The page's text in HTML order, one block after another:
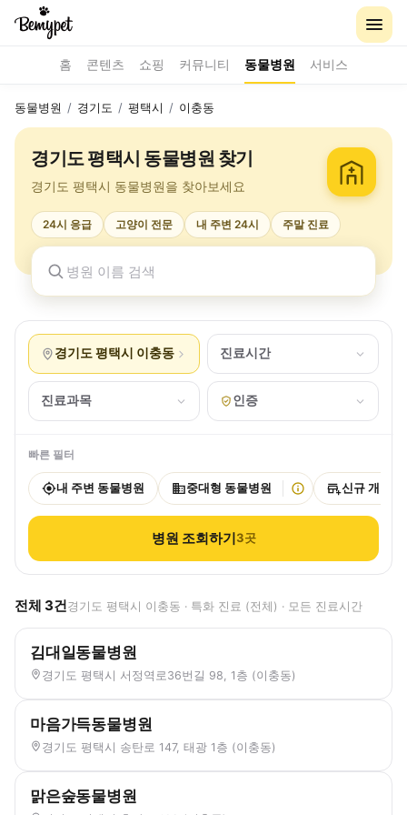
홈 콘텐츠 쇼핑 커뮤니티 동물병원 서비스
동물병원 / 경기도 / 평택시 / 이충동
경기도 평택시 동물병원 찾기
경기도 평택시 동물병원을 찾아보세요
24시 응급 고양이 전문 내 주변 24시 주말 진료
경기도 평택시 이충동 진료시간
진료과목 인증
빠른 필터
내 주변 동물병원 중대형 동물병원 신규 개원
병원 조회하기3곳
전체 3건경기도 평택시 이충동 · 특화 진료 (전체) · 모든 진료시간
김대일동물병원
경기도 평택시 서정역로36번길 98, 1층 (이충동)
마음가득동물병원
경기도 평택시 송탄로 147, 태광 1층 (이충동)
맑은숲동물병원